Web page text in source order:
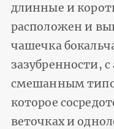
длинные и
расположен и
чашечка
зазубренности,
смешанным
которое
веточках и